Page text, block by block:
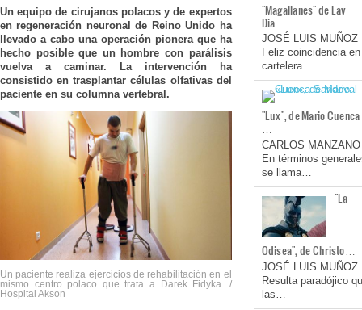
Un equipo de cirujanos polacos y de expertos
en regeneración neuronal de Reino Unido ha
llevado a cabo una operación pionera que ha
hecho posible que un hombre con parálisis
vuelva a caminar. La intervención ha
consistido en trasplantar células olfativas del
paciente en su columna vertebral.
Un paciente realiza ejercicios de rehabilitación en el
mismo centro polaco que trata a Darek Fidyka. /
Hospital Akson
"Magallanes" de Lav
Dia…
JOSÉ LUIS MUÑOZ
Feliz coincidencia en
cartelera…
"Lux", de Mario Cuenca
…
CARLOS MANZANO
En términos
se llama…
"La
Odisea", de Christo…
JOSÉ LUIS MUÑOZ
Resulta paradójico
las…